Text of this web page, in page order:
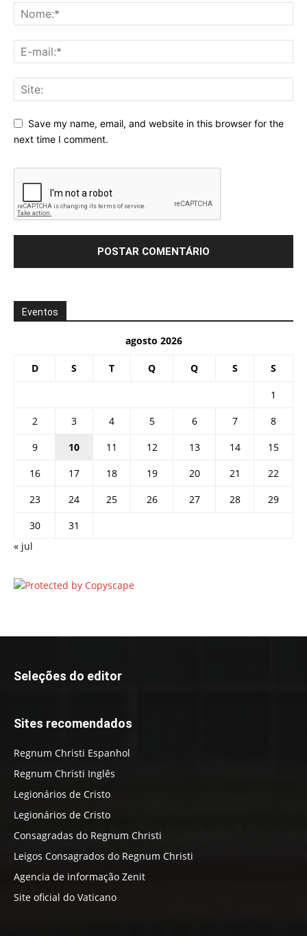
Save my name, email, and website in this browser for the
next time I comment.
Eventos
agosto 2026
D S T Q Q S S
1
2
3 4 5 6 7
8
9
10 11 12 13 14
15
16
17 18 19 20 21
22
23
24 25 26 27 28
29
30
31
« jul
Seleções do editor
Sites recomendados
Regnum Christi Espanhol
Regnum Christi Inglês
Legionários de Cristo
Legionários de Cristo
Consagradas do Regnum Christi
Leigos Consagrados do Regnum Christi
Agencia de informação Zenit
Site oficial do Vaticano